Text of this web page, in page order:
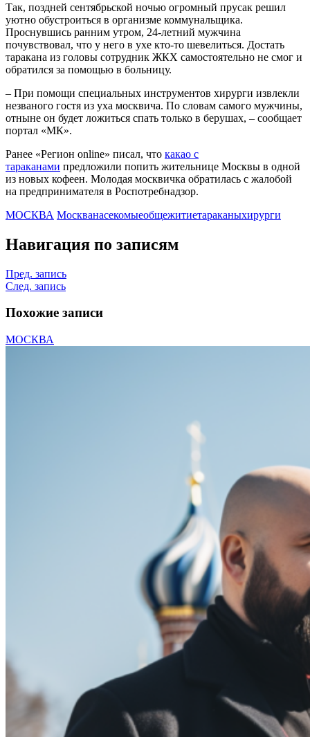
Так, поздней сентябрьской ночью огромный прусак решил
уютно обустроиться в организме коммунальщика.
Проснувшись ранним утром, 24-летний мужчина
почувствовал, что у него в ухе кто-то шевелиться. Достать
таракана из головы сотрудник ЖКХ самостоятельно не смог и
обратился за помощью в больницу.
– При помощи специальных инструментов хирурги извлекли
незваного гостя из уха москвича. По словам самого мужчины,
отныне он будет ложиться спать только в берушах, – сообщает
портал «МК».
Ранее «Регион online» писал, что какао с
тараканами предложили попить жительнице Москвы в одной
из новых кофеен. Молодая москвичка обратилась с жалобой
на предпринимателя в Роспотребнадзор.
МОСКВА Москванасекомыеобщежитиетараканыхирурги
Навигация по записям
Пред. запись
След. запись
Похожие записи
МОСКВА